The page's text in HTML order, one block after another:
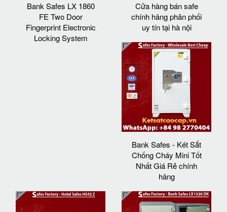
Bank Safes LX 1860
FE Two Door
Fingerprint Electronic
Locking System
Cửa hàng bán safe
chính hãng phân phối
uy tín tại hà nội
Bank Safes - Két Sắt
Chống Cháy Mini Tốt
Nhất Giá Rẻ chính
hãng